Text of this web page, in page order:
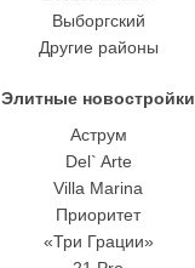
Выборгский
Другие районы
Элитные новостройки
Аструм
Del` Arte
Villa Marina
Приоритет
«Три Грации»